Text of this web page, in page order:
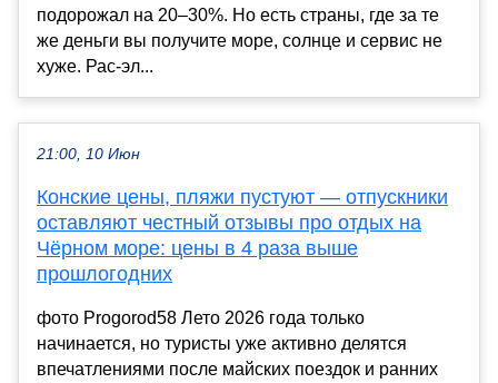
подорожал на 20–30%. Но есть страны, где за те
же деньги вы получите море, солнце и сервис не
хуже. Рас-эл...
21:00, 10 Июн
Конские цены, пляжи пустуют — отпускники
оставляют честный отзывы про отдых на
Чёрном море: цены в 4 раза выше
прошлогодних
фото Progorod58 Лето 2026 года только
начинается, но туристы уже активно делятся
впечатлениями после майских поездок и ранних